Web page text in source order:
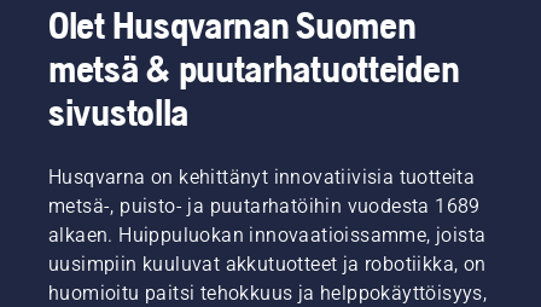
Olet Husqvarnan Suomen
metsä & puutarhatuotteiden
sivustolla
Husqvarna on kehittänyt innovatiivisia tuotteita
metsä-, puisto- ja puutarhatöihin vuodesta 1689
alkaen. Huippuluokan innovaatioissamme, joista
uusimpiin kuuluvat akkutuotteet ja robotiikka, on
huomioitu paitsi tehokkuus ja helppokäyttöisyys,